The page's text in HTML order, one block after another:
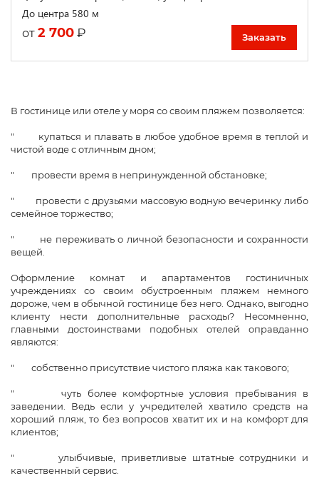
До центра 580 м
от 2 700 ₽ Заказать
В гостинице или отеле у моря со своим пляжем позволяется:
" купаться и плавать в любое удобное время в теплой и
чистой воде с отличным дном;
" провести время в непринужденной обстановке;
" провести с друзьями массовую водную вечеринку либо
семейное торжество;
" не переживать о личной безопасности и сохранности
вещей.
Оформление комнат и апартаментов гостиничных
учреждениях со своим обустроенным пляжем немного
дороже, чем в обычной гостинице без него. Однако, выгодно
клиенту нести дополнительные расходы? Несомненно,
главными достоинствами подобных отелей оправданно
являются:
" собственно присутствие чистого пляжа как такового;
" чуть более комфортные условия пребывания в
заведении. Ведь если у учредителей хватило средств на
хороший пляж, то без вопросов хватит их и на комфорт для
клиентов;
" улыбчивые, приветливые штатные сотрудники и
качественный сервис.